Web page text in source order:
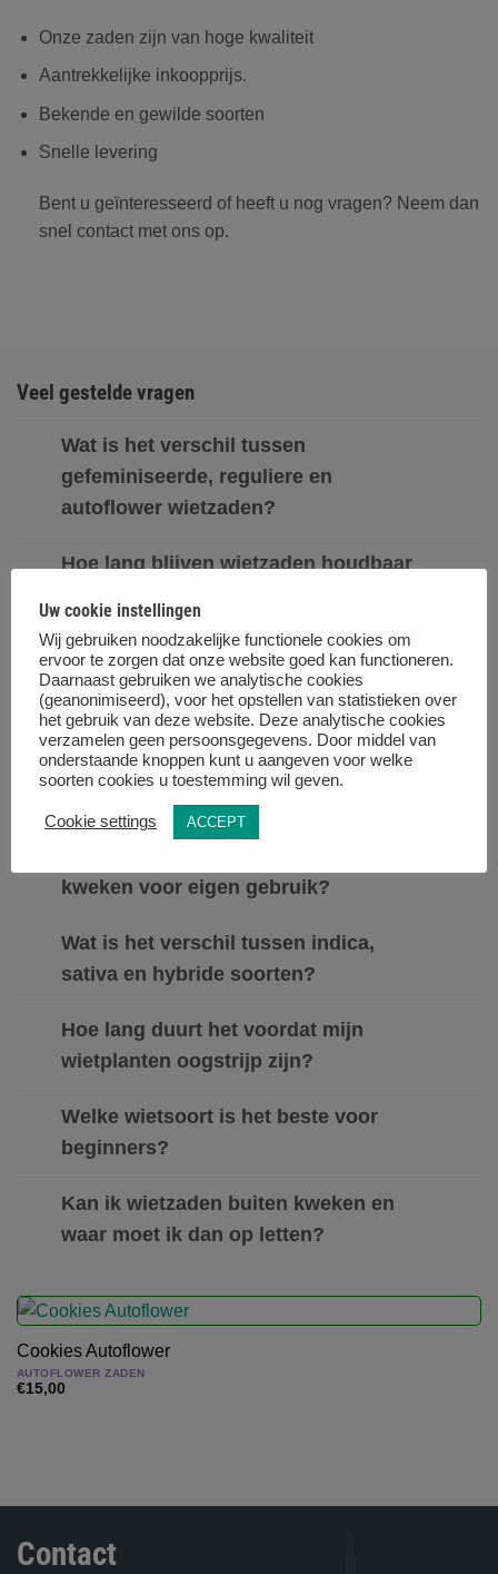
Onze zaden zijn van hoge kwaliteit
Aantrekkelijke inkoopprijs.
Bekende en gewilde soorten
Snelle levering
Bent u geïnteresseerd of heeft u nog vragen? Neem dan
snel contact met ons op.
Veel gestelde vragen
Wat is het verschil tussen
gefeminiseerde, reguliere en
autoflower wietzaden?
Hoe lang blijven wietzaden houdbaar
Hoe ontkiem ik wietzaden op de juiste
manier?
Wat zijn de optimale
groeiomstandigheden voor
wietplanten?
kweken voor eigen gebruik?
Wat is het verschil tussen indica,
sativa en hybride soorten?
Hoe lang duurt het voordat mijn
wietplanten oogstrijp zijn?
Welke wietsoort is het beste voor
beginners?
Kan ik wietzaden buiten kweken en
waar moet ik dan op letten?
AUTOFLOWER ZADEN
Cookies Autoflower
€15,00
Contact
Uw cookie instellingen
Wij gebruiken noodzakelijke functionele cookies om
ervoor te zorgen dat onze website goed kan functioneren.
Daarnaast gebruiken we analytische cookies
(geanonimiseerd), voor het opstellen van statistieken over
het gebruik van deze website. Deze analytische cookies
verzamelen geen persoonsgegevens. Door middel van
onderstaande knoppen kunt u aangeven voor welke
soorten cookies u toestemming wil geven.
Cookie settings ACCEPT